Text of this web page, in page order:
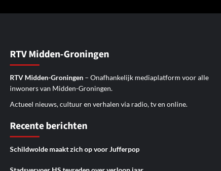
RTV Midden-Groningen
RTV Midden-Groningen – Onafhankelijk mediaplatform voor alle
inwoners van Midden-Groningen.
Actueel nieuws, cultuur en verhalen via radio, tv en online.
Recente berichten
Schildwolde maakt zich op voor Jufferpop